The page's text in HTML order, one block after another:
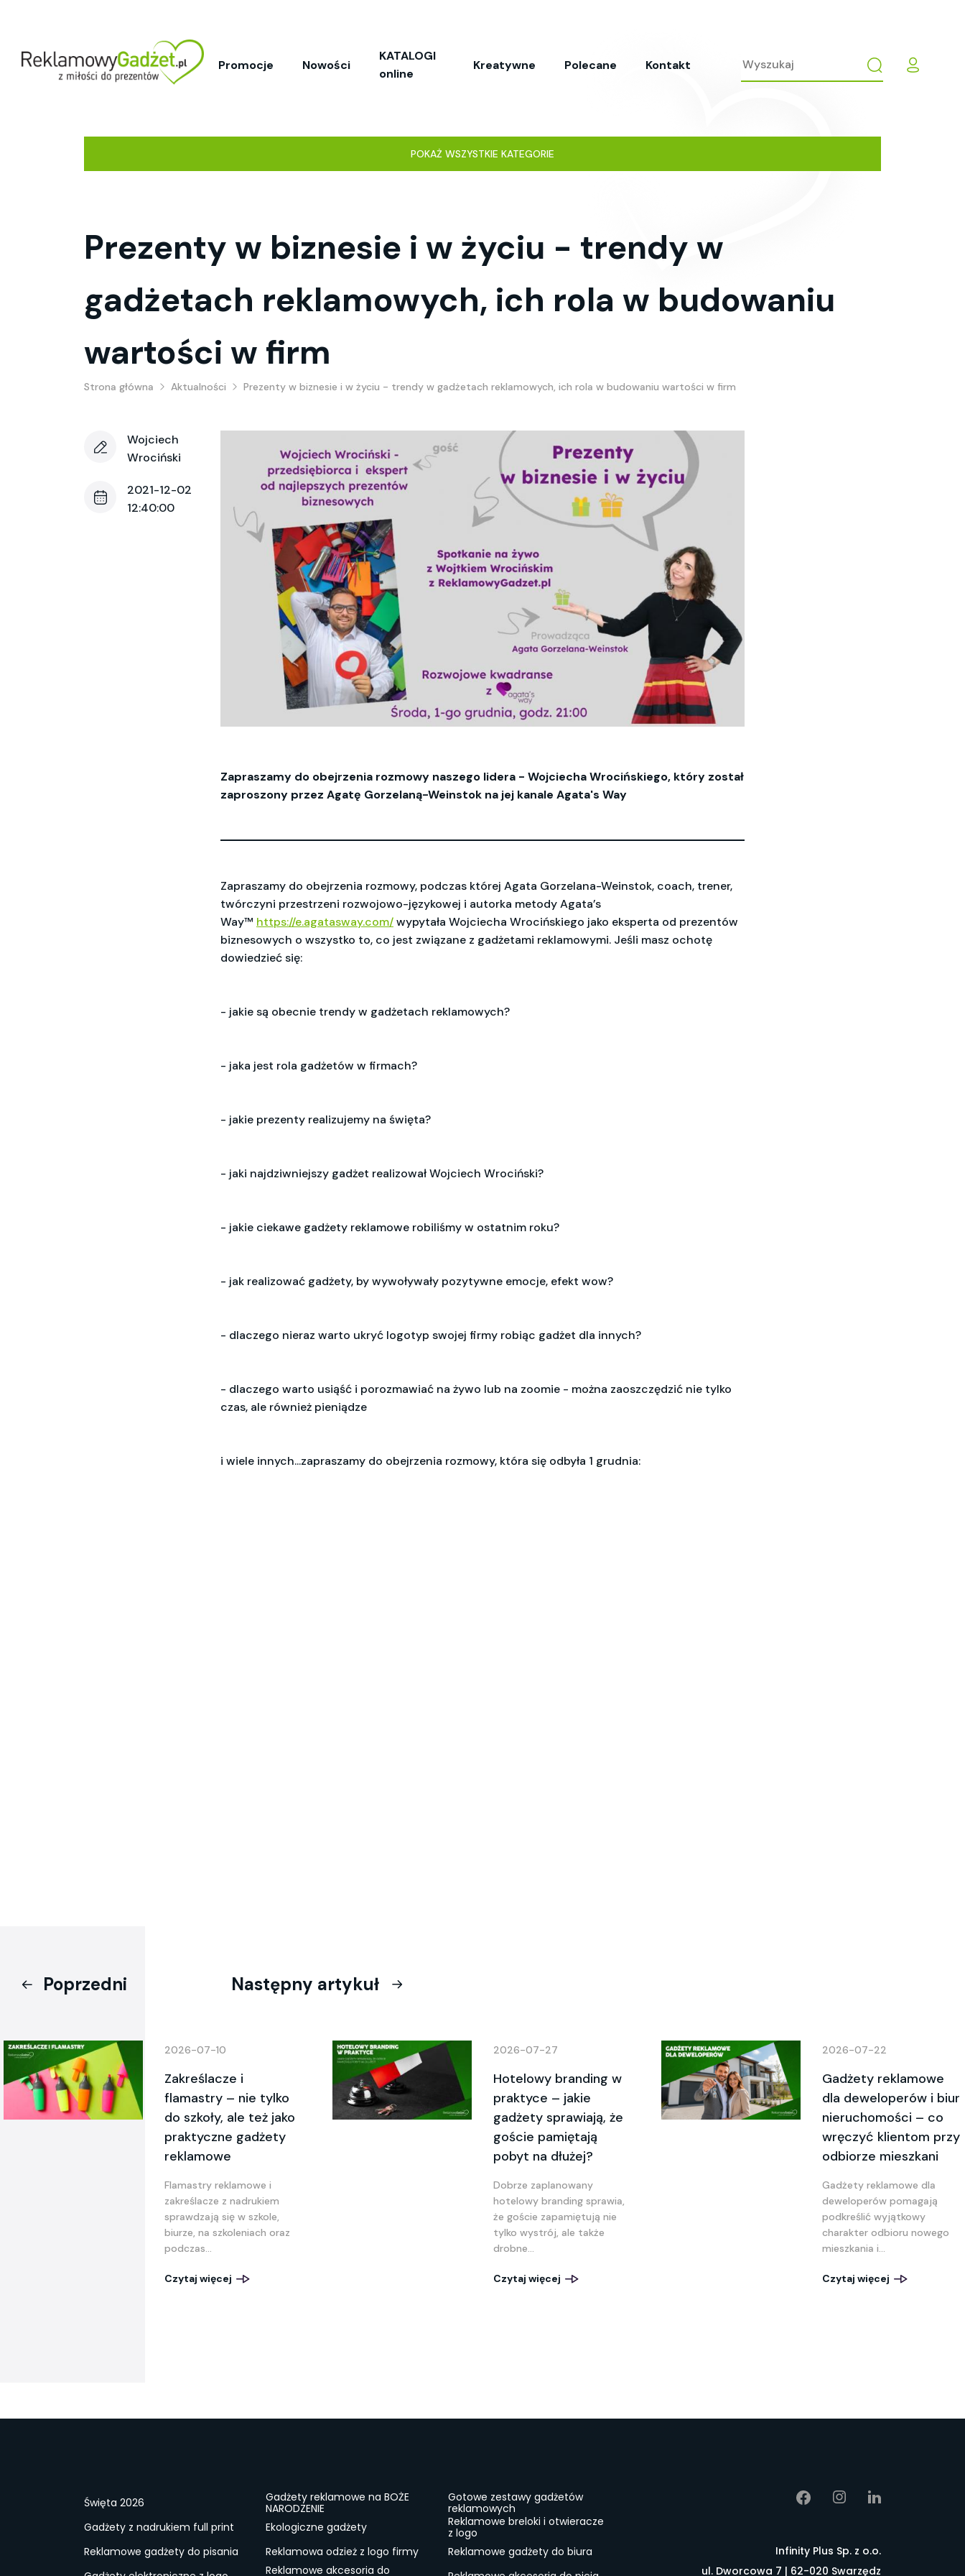
Promocje Nowości
KATALOGI
online
Kreatywne Polecane Kontakt
POKAŻ WSZYSTKIE KATEGORIE
Prezenty w biznesie i w życiu - trendy w
gadżetach reklamowych, ich rola w budowaniu
wartości w firm
Strona główna Aktualności Prezenty w biznesie i w życiu - trendy w gadżetach reklamowych, ich rola w budowaniu wartości w firm
Wojciech
Wrociński
2021-12-02
12:40:00
Zapraszamy do obejrzenia rozmowy naszego lidera - Wojciecha Wrocińskiego, który został
zaproszony przez Agatę Gorzelaną-Weinstok na jej kanale Agata's Way
Zapraszamy do obejrzenia rozmowy, podczas której Agata Gorzelana-Weinstok, coach, trener,
twórczyni przestrzeni rozwojowo-językowej i autorka metody Agata’s
Way™ https://e.agatasway.com/wypytała Wojciecha Wrocińskiego jako eksperta od prezentów
biznesowych o wszystko to, co jest związane z gadżetami reklamowymi. Jeśli masz ochotę
dowiedzieć się:
- jakie są obecnie trendy w gadżetach reklamowych?
- jaka jest rola gadżetów w firmach?
- jakie prezenty realizujemy na święta?
- jaki najdziwniejszy gadżet realizował Wojciech Wrociński?
- jakie ciekawe gadżety reklamowe robiliśmy w ostatnim roku?
- jak realizować gadżety, by wywoływały pozytywne emocje, efekt wow?
- dlaczego nieraz warto ukryć logotyp swojej firmy robiąc gadżet dla innych?
- dlaczego warto usiąść i porozmawiać na żywo lub na zoomie - można zaoszczędzić nie tylko
czas, ale również pieniądze
i wiele innych...zapraszamy do obejrzenia rozmowy, która się odbyła 1 grudnia:
Poprzedni Następny artykuł
2026-07-10
Zakreślacze i
flamastry – nie tylko
do szkoły, ale też jako
praktyczne gadżety
reklamowe
Flamastry reklamowe i
zakreślacze z nadrukiem
sprawdzają się w szkole,
biurze, na szkoleniach oraz
podczas...
Czytaj więcej
2026-07-27
Hotelowy branding w
praktyce – jakie
gadżety sprawiają, że
goście pamiętają
pobyt na dłużej?
Dobrze zaplanowany
hotelowy branding sprawia,
że goście zapamiętują nie
tylko wystrój, ale także
drobne...
Czytaj więcej
2026-07-22
Gadżety reklamowe
dla deweloperów i biur
nieruchomości – co
wręczyć klientom przy
odbiorze mieszkani
Gadżety reklamowe dla
deweloperów pomagają
podkreślić wyjątkowy
charakter odbioru nowego
mieszkania i...
Czytaj więcej
Święta 2026
Gadżety reklamowe na BOŻE
NARODZENIE
Gotowe zestawy gadżetów
reklamowych
Gadżety z nadrukiem full print
Ekologiczne gadżety
Reklamowe breloki i otwieracze
z logo
Reklamowe gadżety do pisania
Reklamowa odzież z logo firmy
Reklamowe gadżety do biura
Reklamowe akcesoria do
Infinity Plus Sp. z o.o.
ul. Dworcowa 7 | 62-020 Swarzędz